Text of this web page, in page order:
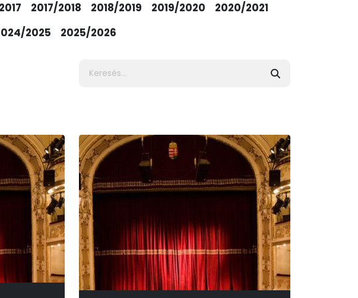
2017/2018 2018/2019 2019/2020
2020/2021
2025 2025/2026